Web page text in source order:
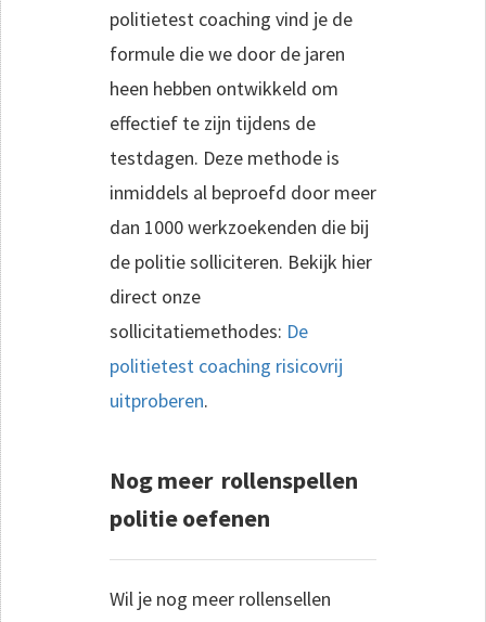
politietest coaching vind je de
formule die we door de jaren
heen hebben ontwikkeld om
effectief te zijn tijdens de
testdagen. Deze methode is
inmiddels al beproefd door meer
dan 1000 werkzoekenden die bij
de politie solliciteren. Bekijk hier
direct onze
sollicitatiemethodes: De
politietest coaching risicovrij
uitproberen.
Nog meer rollenspellen
politie oefenen
Wil je nog meer rollensellen